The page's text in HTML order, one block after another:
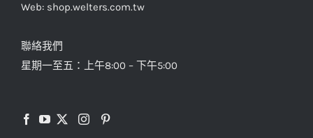
Web: shop.welters.com.tw
聯絡我們
星期一至五：上午8:00 – 下午5:00